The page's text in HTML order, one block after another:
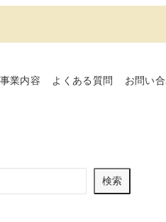
事業内容 よくある質問 お問い
検索